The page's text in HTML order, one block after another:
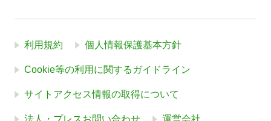
利用規約 個人情報保護基本方針
Cookie等の利用に関するガイドライン
サイトアクセス情報の取得について
法人・プレスお問い合わせ 運営会社